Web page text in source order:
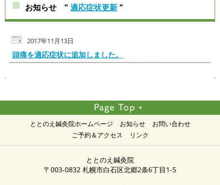
お知らせ " 適応症状更新 "
2017年11月13日
頭痛を適応症状に追加しました。
ととのえ鍼灸院ホームページ お知らせ
お問い合わせ
ご予約＆アクセス
リンク
ととのえ鍼灸院
〒003-0832 札幌市白石区北郷2条6丁目1-5